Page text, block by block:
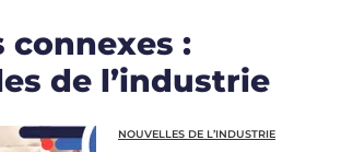
connexes :
de l’industrie
NOUVELLES DE L’INDUSTRIE